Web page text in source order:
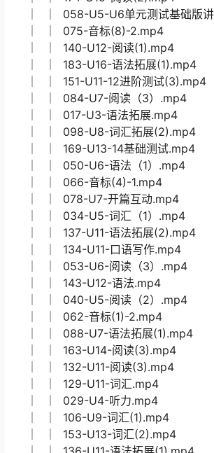
│ │ 113-U9-词汇拓展.mp4
│ │ 043-U5-听力（1）.mp4
│ │ 086-U7-听力.mp4
│ │ 083-U7-阅读（2）.mp4
│ │ 019-U3-阅读练习.mp4
│ │ 176-U15-语法(2).mp4
│ │ 102-U8-基础测试.mp4
│ │ 064-音标(2)-2.mp4
│ │ 021-U3-口语写作.mp4
│ │ 159-U13-听说写.mp4
│ │ 093-U8-阅读（1）.mp4
│ │ 174-U15-阅读(2).mp4
│ │ 058-U5-U6单元测试基础版讲
│ │ 075-音标(8)-2.mp4
│ │ 140-U12-阅读(1).mp4
│ │ 183-U16-语法拓展(1).mp4
│ │ 151-U11-12进阶测试(3).mp4
│ │ 084-U7-阅读（3）.mp4
│ │ 017-U3-语法拓展.mp4
│ │ 098-U8-词汇拓展(2).mp4
│ │ 169-U13-14基础测试.mp4
│ │ 050-U6-语法（1）.mp4
│ │ 066-音标(4)-1.mp4
│ │ 078-U7-开篇互动.mp4
│ │ 034-U5-词汇（1）.mp4
│ │ 137-U11-语法拓展(2).mp4
│ │ 134-U11-口语写作.mp4